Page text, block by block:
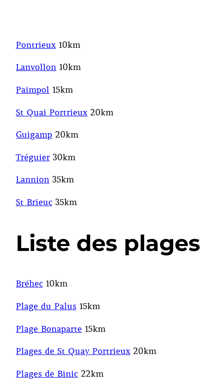
Pontrieux10km
Lanvollon 10km
Paimpol 15km
St Quai Portrieux20km
Guigamp 20km
Tréguier 30km
Lannion 35km
St Brieuc 35km
Liste des plages
Bréhec 10km
Plage du Palus 15km
Plage Bonaparte 15km
Plages de St Quay Portrieux20km
Plages de Binic 22km